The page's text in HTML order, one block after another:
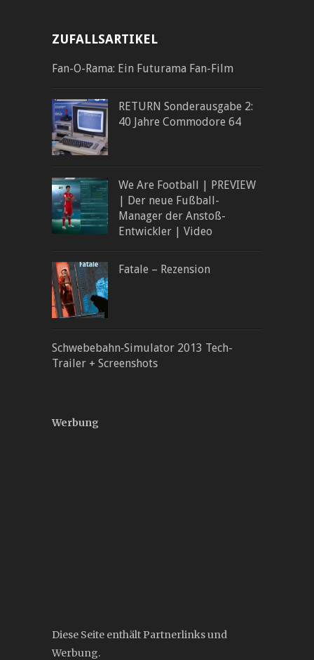
ZUFALLSARTIKEL
Fan-O-Rama: Ein Futurama Fan-Film
RETURN Sonderausgabe 2:
40 Jahre Commodore 64
We Are Football | PREVIEW
| Der neue Fußball-
Manager der Anstoß-
Entwickler | Video
Fatale – Rezension
Schwebebahn‐Simulator 2013 Tech-
Trailer + Screenshots
Werbung
Diese Seite enthält Partnerlinks und
Werbung.